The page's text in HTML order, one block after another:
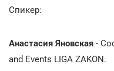
Спикер:
Анастасия Яновская -
and Events LIGA ZAKON.